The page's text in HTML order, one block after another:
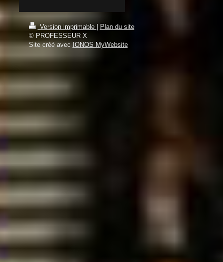
Version imprimable | Plan du site
© PROFESSEUR X
Site créé avecIONOS MyWebsite